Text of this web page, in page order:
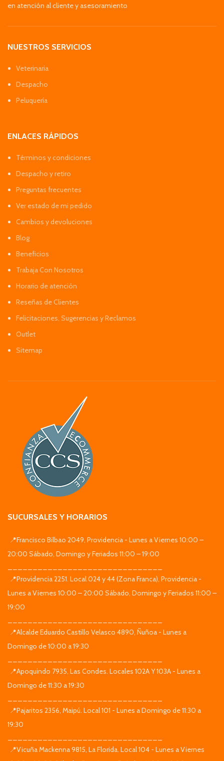
en atención al cliente y asesoramiento
NUESTROS SERVICIOS
Veterinaria
Despacho
Peluquería
ENLACES RÁPIDOS
Términos y condiciones
Despacho y retiro
Preguntas frecuentes
Ver estado de mi pedido
Cambios y devoluciones
Blog
Beneficios
Trabaja Con Nosotros
Horario de atención
Reseñas de Clientes
Felicitaciones, Sugerencias y Reclamos
Outlet
Sitemap
SUCURSALES Y HORARIOS
📍Francisco Bilbao 2049, Providencia - Lunes a Viernes 10:00 –
20:00 Sábado, Domingo y Feriados 11:00 – 19:00
📍Providencia 2251. Local 024 y 44 (Zona Franca), Providencia -
Lunes a Viernes 10:00 – 20:00 Sábado, Domingo y Feriados 11:00 –
19:00
📍Alcalde Eduardo Castillo Velasco 4890, Ñuñoa - Lunes a
Domingo de 10:00 a 19:30
📍Apoquindo 7935, Las Condes. Locales 102A Y 103A - Lunes a
Domingo de 11:30 a 19:30
📍Pajaritos 2356, Maipú. Local 101 - Lunes a Domingo de 11:30 a
19:30
📍Vicuña Mackenna 9815, La Florida. Local 104 - Lunes a Viernes